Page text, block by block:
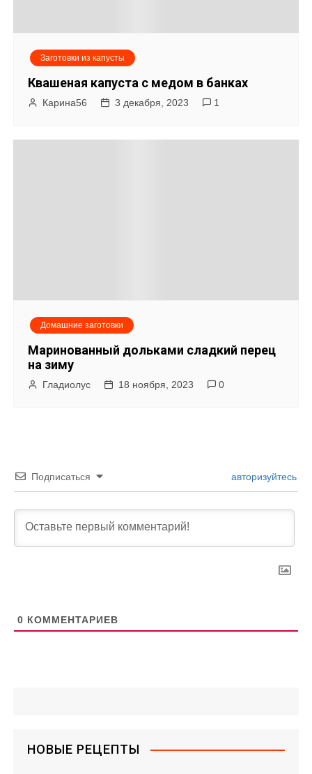
Заготовки из капусты
Квашеная капуста с медом в банках
Карина56 3 декабря, 2023 1
Домашние заготовки
Маринованный дольками сладкий перец
на зиму
Гладиолус 18 ноября, 2023 0
Подписаться авторизуйтесь
0 КОММЕНТАРИЕВ
НОВЫЕ РЕЦЕПТЫ